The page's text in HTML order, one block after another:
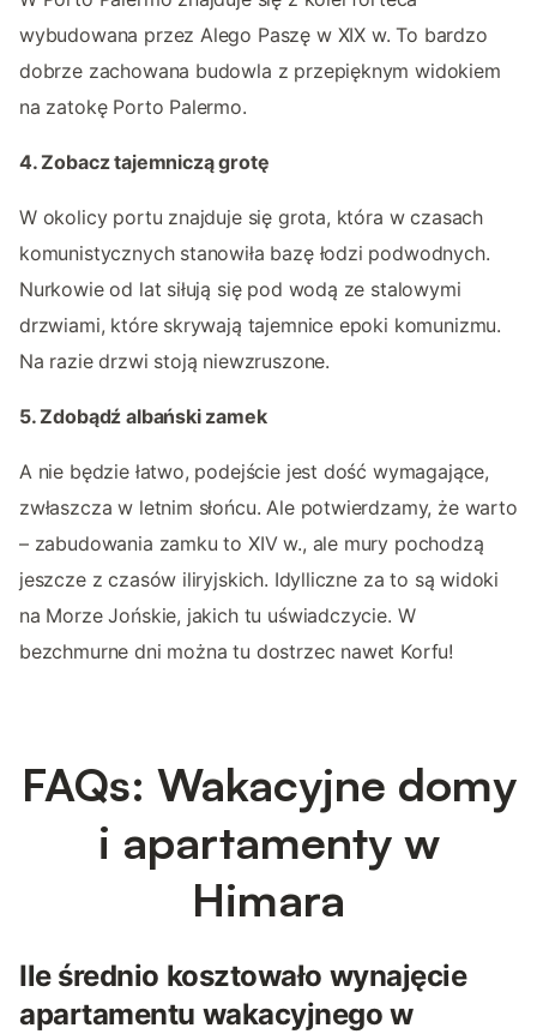
wybudowana przez Alego Paszę w XIX w. To bardzo
dobrze zachowana budowla z przepięknym widokiem
na zatokę Porto Palermo.
4. Zobacz tajemniczą grotę
W okolicy portu znajduje się grota, która w czasach
komunistycznych stanowiła bazę łodzi podwodnych.
Nurkowie od lat siłują się pod wodą ze stalowymi
drzwiami, które skrywają tajemnice epoki komunizmu.
Na razie drzwi stoją niewzruszone.
5. Zdobądź albański zamek
A nie będzie łatwo, podejście jest dość wymagające,
zwłaszcza w letnim słońcu. Ale potwierdzamy, że warto
– zabudowania zamku to XIV w., ale mury pochodzą
jeszcze z czasów iliryjskich. Idylliczne za to są widoki
na Morze Jońskie, jakich tu uświadczycie. W
bezchmurne dni można tu dostrzec nawet Korfu!
FAQs: Wakacyjne domy
i apartamenty w
Himara
Ile średnio kosztowało wynajęcie
apartamentu wakacyjnego w